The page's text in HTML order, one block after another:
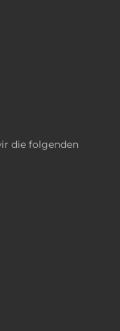
die folgenden